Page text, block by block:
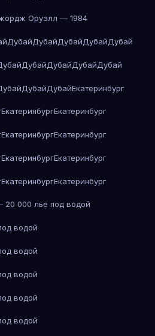
Оруэлл — 1984
ДубайДубайДубайДубайДубай
ДубайДубайДубайДубай
ДубайДубайЕкатеринбург
ЕкатеринбургЕкатеринбург
ЕкатеринбургЕкатеринбург
ЕкатеринбургЕкатеринбург
ЕкатеринбургЕкатеринбург
000 лье под водой
водой
водой
водой
водой
водой